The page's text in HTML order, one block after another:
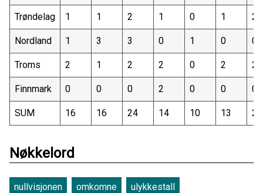
Trøndelag 1 1 2 1 0 1 2
Nordland 1 3 3 0 1 0 0
Troms 2 1 2 2 0 2 2
Finnmark 0 0 0 2 0 0 0
SUM 16 16 24 14 10 13 20
Nøkkelord
nullvisjonen omkomne ulykkestall